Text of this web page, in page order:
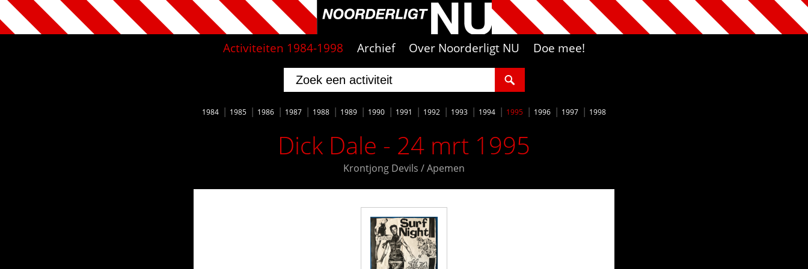
Activiteiten 1984-1998 Archief Over Noorderligt NU Doe mee!
1984 1985 1986 1987 1988 1989 1990 1991 1992 1993 1994 1995 1996 1997 1998
Dick Dale - 24 mrt 1995
Krontjong Devils / Apemen